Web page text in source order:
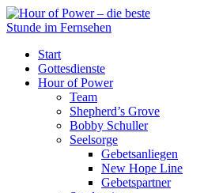
Start
Gottesdienste
Hour of Power
Team
Shepherd’s Grove
Bobby Schuller
Seelsorge
Gebetsanliegen
New Hope Line
Gebetspartner